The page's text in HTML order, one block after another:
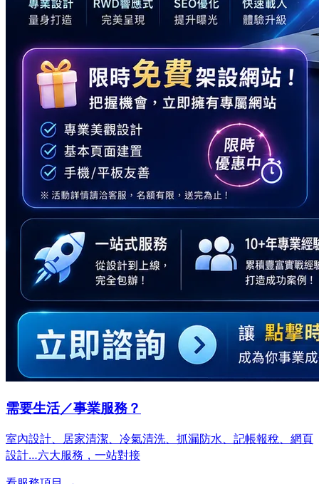
需要生活／事業服務？
室內設計、居家清潔、冷氣清洗、抓漏防水、記帳報稅、網頁
設計…六大服務，一站對接